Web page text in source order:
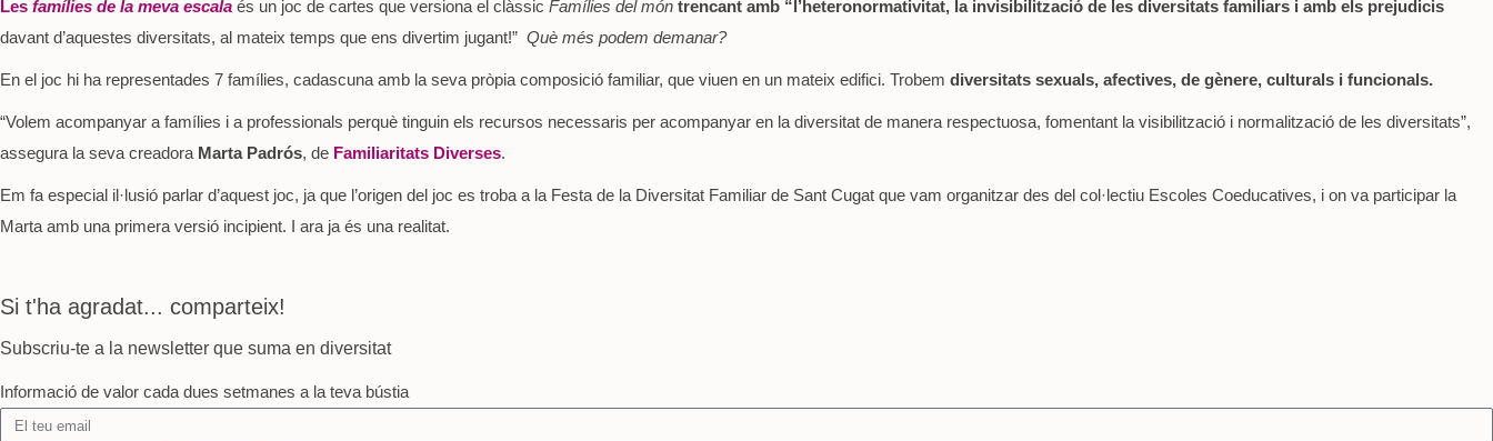
Les famílies de la meva escala és un joc de cartes que versiona el clàssic Famílies del món trencant amb “l’heteronormativitat, la invisibilització de les diversitats familiars i amb els prejudicis
davant d’aquestes diversitats, al mateix temps que ens divertim jugant!” Què més podem demanar?
En el joc hi ha representades 7 famílies, cadascuna amb la seva pròpia composició familiar, que viuen en un mateix edifici. Trobem diversitats sexuals, afectives, de gènere, culturals i funcionals.
“Volem acompanyar a famílies i a professionals perquè tinguin els recursos necessaris per acompanyar en la diversitat de manera respectuosa, fomentant la visibilització i normalització de les diversitats”,
assegura la seva creadora Marta Padrós, de Familiaritats Diverses.
Em fa especial il·lusió parlar d’aquest joc, ja que l’origen del joc es troba a la Festa de la Diversitat Familiar de Sant Cugat que vam organitzar des del col·lectiu Escoles Coeducatives, i on va participar la
Marta amb una primera versió incipient. I ara ja és una realitat.
Si t'ha agradat... comparteix!
Subscriu-te a la newsletter que suma en diversitat
Informació de valor cada dues setmanes a la teva bústia